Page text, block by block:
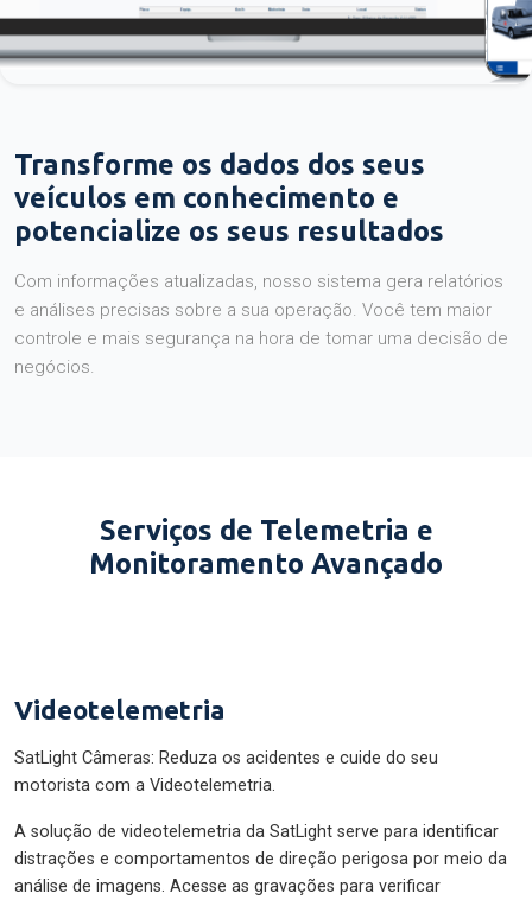
Transforme os dados dos seus
veículos em conhecimento e
potencialize os seus resultados
Com informações atualizadas, nosso sistema gera relatórios
e análises precisas sobre a sua operação. Você tem maior
controle e mais segurança na hora de tomar uma decisão de
negócios.
Serviços de Telemetria e
Monitoramento Avançado
Videotelemetria
SatLight Câmeras: Reduza os acidentes e cuide do seu
motorista com a Videotelemetria.
A solução de videotelemetria da SatLight serve para identificar
distrações e comportamentos de direção perigosa por meio da
análise de imagens. Acesse as gravações para verificar